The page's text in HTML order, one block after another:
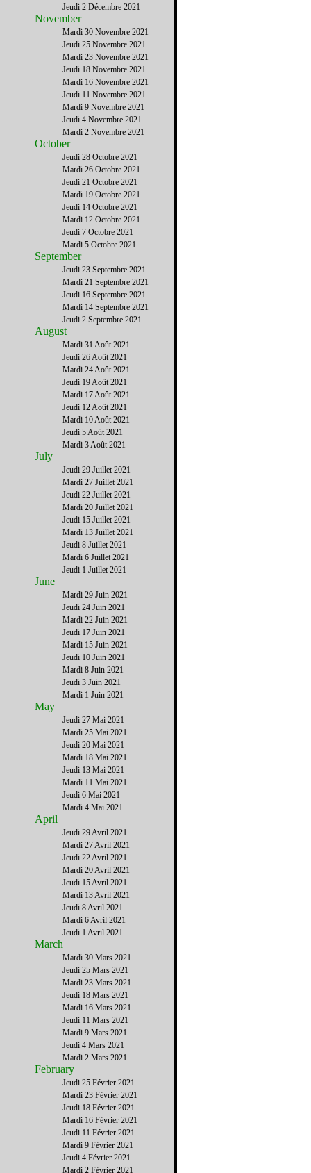
Jeudi 2 Décembre 2021
November
Mardi 30 Novembre 2021
Jeudi 25 Novembre 2021
Mardi 23 Novembre 2021
Jeudi 18 Novembre 2021
Mardi 16 Novembre 2021
Jeudi 11 Novembre 2021
Mardi 9 Novembre 2021
Jeudi 4 Novembre 2021
Mardi 2 Novembre 2021
October
Jeudi 28 Octobre 2021
Mardi 26 Octobre 2021
Jeudi 21 Octobre 2021
Mardi 19 Octobre 2021
Jeudi 14 Octobre 2021
Mardi 12 Octobre 2021
Jeudi 7 Octobre 2021
Mardi 5 Octobre 2021
September
Jeudi 23 Septembre 2021
Mardi 21 Septembre 2021
Jeudi 16 Septembre 2021
Mardi 14 Septembre 2021
Jeudi 2 Septembre 2021
August
Mardi 31 Août 2021
Jeudi 26 Août 2021
Mardi 24 Août 2021
Jeudi 19 Août 2021
Mardi 17 Août 2021
Jeudi 12 Août 2021
Mardi 10 Août 2021
Jeudi 5 Août 2021
Mardi 3 Août 2021
July
Jeudi 29 Juillet 2021
Mardi 27 Juillet 2021
Jeudi 22 Juillet 2021
Mardi 20 Juillet 2021
Jeudi 15 Juillet 2021
Mardi 13 Juillet 2021
Jeudi 8 Juillet 2021
Mardi 6 Juillet 2021
Jeudi 1 Juillet 2021
June
Mardi 29 Juin 2021
Jeudi 24 Juin 2021
Mardi 22 Juin 2021
Jeudi 17 Juin 2021
Mardi 15 Juin 2021
Jeudi 10 Juin 2021
Mardi 8 Juin 2021
Jeudi 3 Juin 2021
Mardi 1 Juin 2021
May
Jeudi 27 Mai 2021
Mardi 25 Mai 2021
Jeudi 20 Mai 2021
Mardi 18 Mai 2021
Jeudi 13 Mai 2021
Mardi 11 Mai 2021
Jeudi 6 Mai 2021
Mardi 4 Mai 2021
April
Jeudi 29 Avril 2021
Mardi 27 Avril 2021
Jeudi 22 Avril 2021
Mardi 20 Avril 2021
Jeudi 15 Avril 2021
Mardi 13 Avril 2021
Jeudi 8 Avril 2021
Mardi 6 Avril 2021
Jeudi 1 Avril 2021
March
Mardi 30 Mars 2021
Jeudi 25 Mars 2021
Mardi 23 Mars 2021
Jeudi 18 Mars 2021
Mardi 16 Mars 2021
Jeudi 11 Mars 2021
Mardi 9 Mars 2021
Jeudi 4 Mars 2021
Mardi 2 Mars 2021
February
Jeudi 25 Février 2021
Mardi 23 Février 2021
Jeudi 18 Février 2021
Mardi 16 Février 2021
Jeudi 11 Février 2021
Mardi 9 Février 2021
Jeudi 4 Février 2021
Mardi 2 Février 2021